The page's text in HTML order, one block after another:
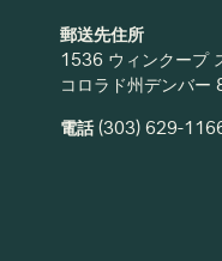
郵送先住所
1536 ウィンクープ
コロラド州デンバ
電話(303) 629-